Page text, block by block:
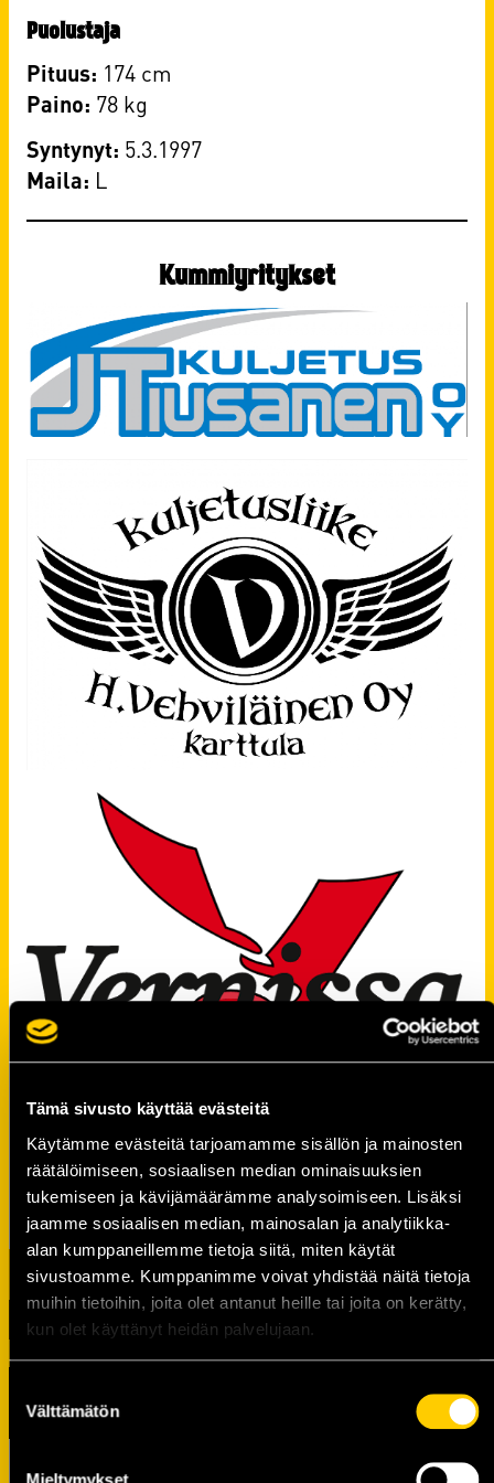
Tämä sivusto käyttää evästeitä
Käytämme evästeitä tarjoamamme sisällön ja mainosten
räätälöimiseen, sosiaalisen median ominaisuuksien
tukemiseen ja kävijämäärämme analysoimiseen. Lisäksi
jaamme sosiaalisen median, mainosalan ja analytiikka-
alan kumppaneillemme tietoja siitä, miten käytät
sivustoamme. Kumppanimme voivat yhdistää näitä tietoja
muihin tietoihin, joita olet antanut heille tai joita on kerätty,
kun olet käyttänyt heidän palvelujaan.
valinta
Välttämätön
Puolustaja
Pituus: 174 cm
Paino: 78 kg
Syntynyt: 5.3.1997
Maila: ​L
Kummiyritykset
TUOREIMMAT UUTISET